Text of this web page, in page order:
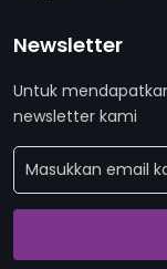
Newsletter
Untuk
newsletter kami